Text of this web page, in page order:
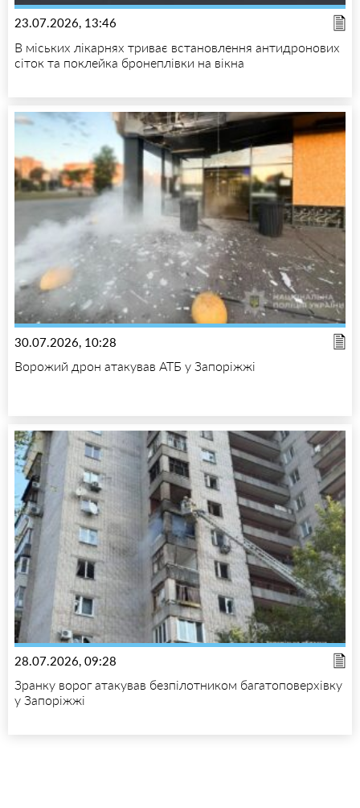
23.07.2026, 13:46
В міських лікарнях триває встановлення антидронових
сіток та поклейка бронеплівки на вікна
30.07.2026, 10:28
Ворожий дрон атакував АТБ у Запоріжжі
28.07.2026, 09:28
Зранку ворог атакував безпілотником багатоповерхівку
у Запоріжжі